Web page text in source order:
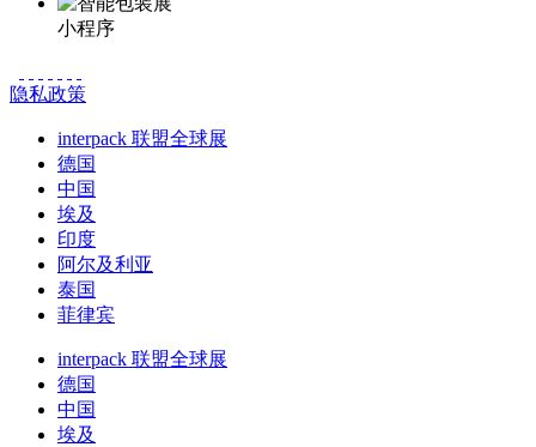
小程序
隐私政策
interpack 联盟全球展
德国
中国
埃及
印度
阿尔及利亚
泰国
菲律宾
interpack 联盟全球展
德国
中国
埃及